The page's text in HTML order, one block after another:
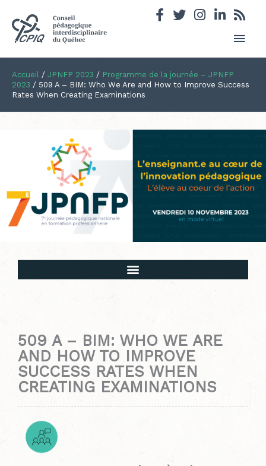
Accueil / JPNFP 2023 / Programme de la journée – JPNFP
2023 / 509 A – BIM: Who We Are and How to Improve Success
Rates When Creating Examinations
509 A – BIM: WHO WE ARE
AND HOW TO IMPROVE
SUCCESS RATES WHEN
CREATING EXAMINATIONS